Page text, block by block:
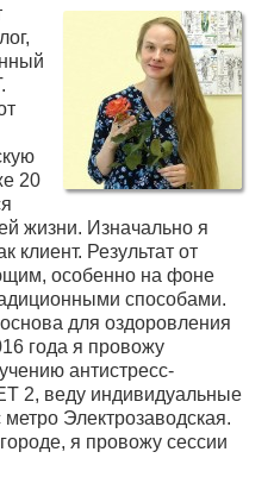
20
жизни. Изначально я
клиент. Результат от
особенно на фоне
способами.
для оздоровления
года я провожу
антистресс-
2, веду индивидуальные
Электрозаводская.
я провожу сессии